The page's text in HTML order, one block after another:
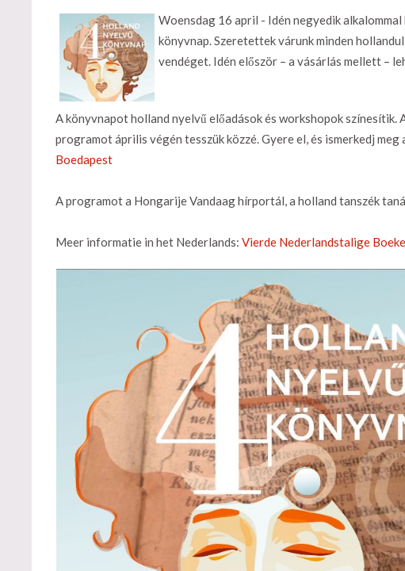
Woensdag 16 april - Idén negyedik
könyvnap. Szeretettek várunk minden
vendéget. Idén először – a vásárlás mellett –
A könyvnapot holland nyelvű előadások és workshopok
programot április végén tesszük közzé. Gyere el, és ismerkedj
Boedapest
A programot a Hongarije Vandaag hírportál, a holland tanszék
Meer informatie in het Nederlands: Vierde Nederlandstalige